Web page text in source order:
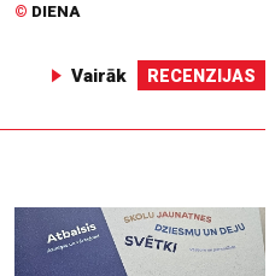
© DIENA
Vairāk RECENZIJAS